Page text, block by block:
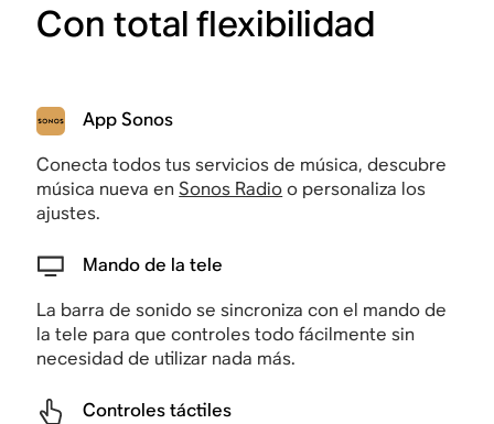
Con total flexibilidad
App Sonos
Conecta todos tus servicios de música, descubre
música nueva enSonos Radioo personaliza los
ajustes.
Mando de la tele
La barra de sonido se sincroniza con el mando de
la tele para que controles todo fácilmente sin
necesidad de utilizar nada más.
Controles táctiles